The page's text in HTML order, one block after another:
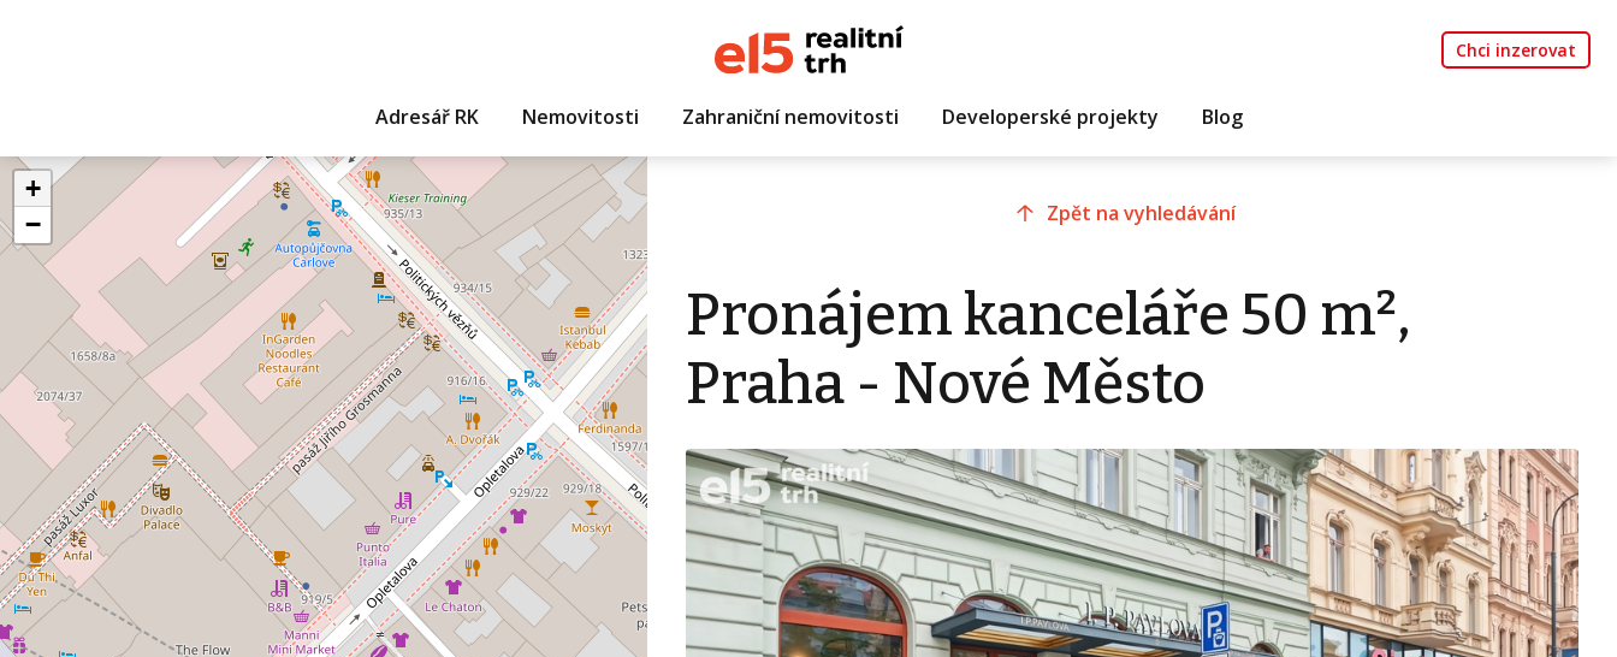
Chci inzerovat
Adresář RK Nemovitosti Zahraniční nemovitosti Developerské projekty Blog
+
−
Zpět na vyhledávání
Pronájem kanceláře 50 m²,
Praha - Nové Město